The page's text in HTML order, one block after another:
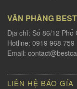
VĂN PHÀNG
Địa chỉ: Số 86/12 Phổ
Hotline: 0919 968 759
Email:
LIÊN HỆ BÁO GÍA